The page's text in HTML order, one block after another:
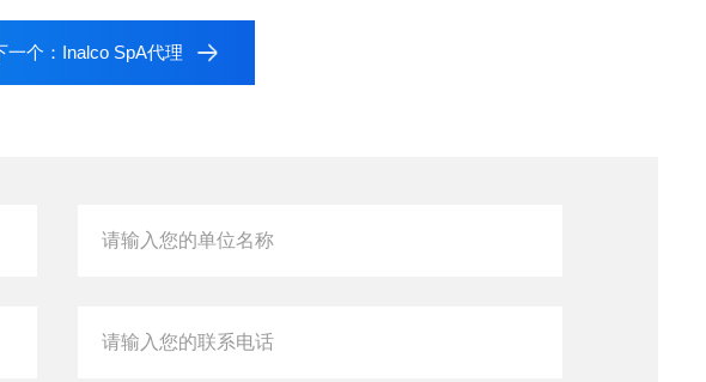
一个： Inalco SpA代理